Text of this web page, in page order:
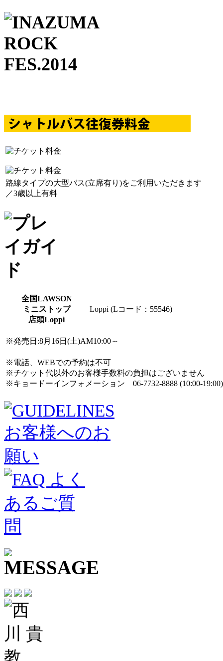
路線タイプの大型バス(立席有り)をご利用いただきます
／3歳以上有料
全国LAWSON
ミニストップ
店頭Loppi
Loppi (Lコード：55546)
※発売日:8月16日(土)AM10:00～
※電話、WEBでの予約は不可
※チケット代以外のお客様手数料の負担はございません
※キョードーインフォメーション 06-7732-8888 (10:00-19:00)